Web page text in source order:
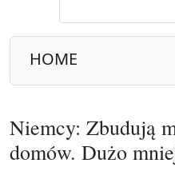
HOME
Niemcy: Zbudują
domów. Dużo